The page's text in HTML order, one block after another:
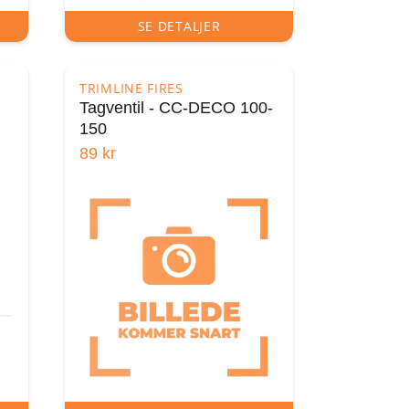
SE DETALJER
TRIMLINE FIRES
Tagventil - CC-DECO 100-
150
89 kr